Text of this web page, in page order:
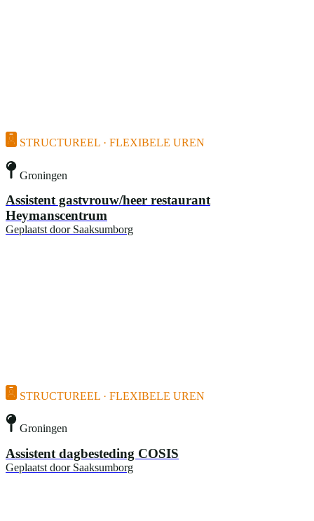
STRUCTUREEL · FLEXIBELE UREN
Groningen
Assistent gastvrouw/heer restaurant
Heymanscentrum
Geplaatst door Saaksumborg
STRUCTUREEL · FLEXIBELE UREN
Groningen
Assistent dagbesteding COSIS
Geplaatst door Saaksumborg